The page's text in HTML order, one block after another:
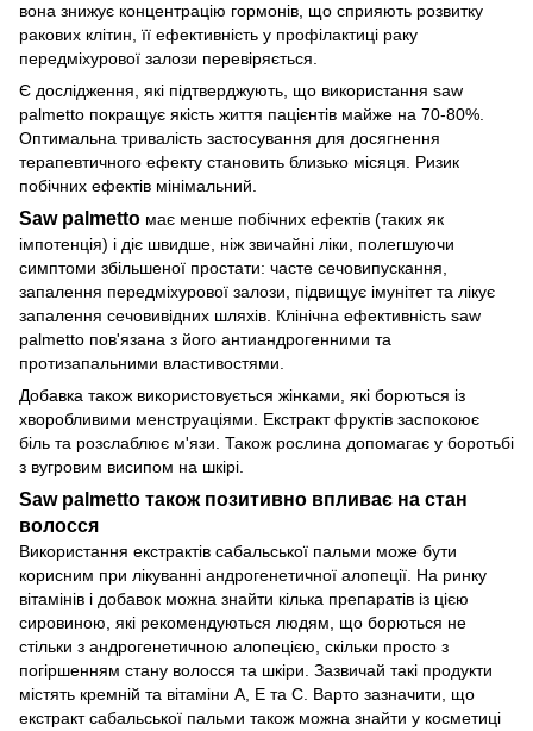
вона знижує концентрацію гормонів, що сприяють розвитку
ракових клітин, її ефективність у профілактиці раку
передміхурової залози перевіряється.
Є дослідження, які підтверджують, що використання saw
palmetto покращує якість життя пацієнтів майже на 70-80%.
Оптимальна тривалість застосування для досягнення
терапевтичного ефекту становить близько місяця. Ризик
побічних ефектів мінімальний.
Saw palmetto має менше побічних ефектів (таких як
імпотенція) і діє швидше, ніж звичайні ліки, полегшуючи
симптоми збільшеної простати: часте сечовипускання,
запалення передміхурової залози, підвищує імунітет та лікує
запалення сечовивідних шляхів. Клінічна ефективність saw
palmetto пов'язана з його антиандрогенними та
протизапальними властивостями.
Добавка також використовується жінками, які борються із
хворобливими менструаціями. Екстракт фруктів заспокоює
біль та розслаблює м'язи. Також рослина допомагає у боротьбі
з вугровим висипом на шкірі.
Saw palmetto також позитивно впливає на стан
волосся
Використання екстрактів сабальської пальми може бути
корисним при лікуванні андрогенетичної алопеції. На ринку
вітамінів і добавок можна знайти кілька препаратів із цією
сировиною, які рекомендуються людям, що борються не
стільки з андрогенетичною алопецією, скільки просто з
погіршенням стану волосся та шкіри. Зазвичай такі продукти
містять кремній та вітаміни А, Е та С. Варто зазначити, що
екстракт сабальської пальми також можна знайти у косметиці